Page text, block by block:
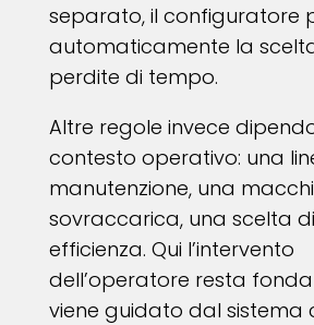
separato, il configuratore
automaticamente la
perdite di tempo.
Altre regole invece
contesto operativo: una
manutenzione, una
sovraccarica, una scelta
efficienza. Qui l’intervento
dell’operatore resta
viene guidato dal sistema